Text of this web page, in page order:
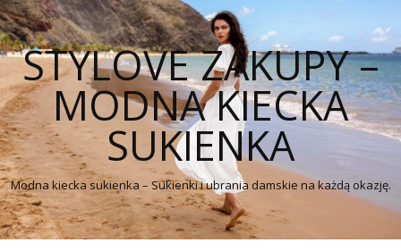
STYLOVE ZAKUPY –
MODNA KIECKA
SUKIENKA
Modna kiecka sukienka – Sukienki i ubrania damskie na każdą okazję.